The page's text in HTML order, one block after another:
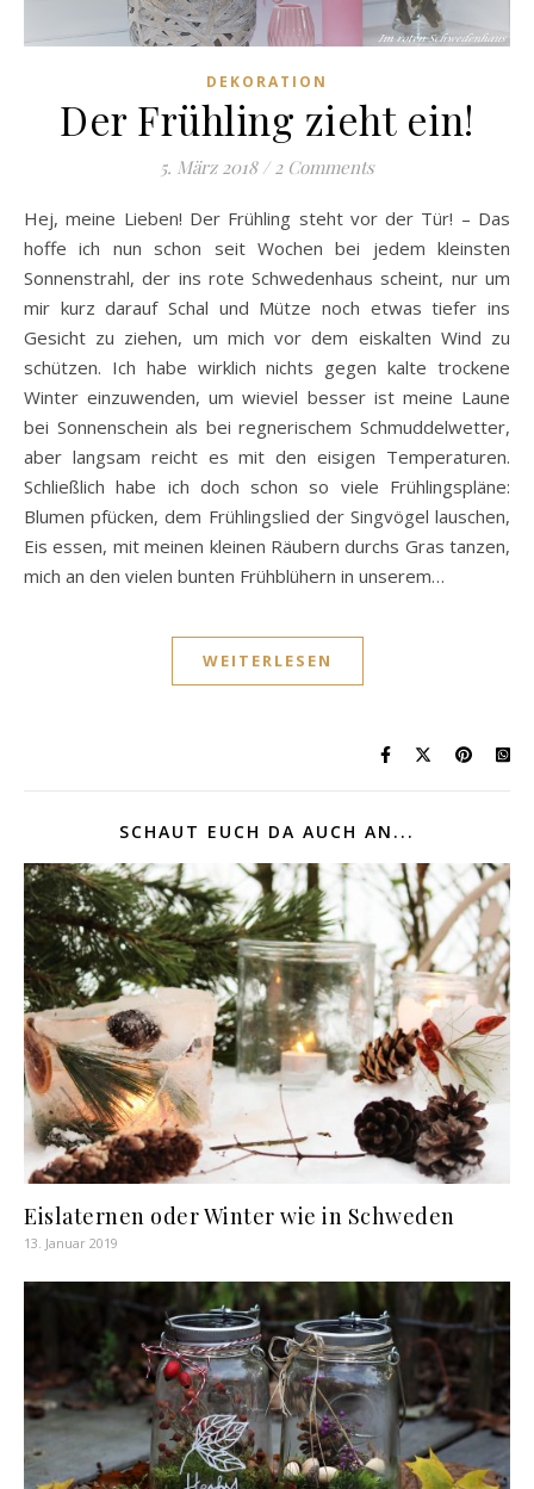
DEKORATION
Der Frühling zieht ein!
5. März 2018 / 2 Comments
Hej, meine Lieben! Der Frühling steht vor der Tür! – Das
hoffe ich nun schon seit Wochen bei jedem kleinsten
Sonnenstrahl, der ins rote Schwedenhaus scheint, nur um
mir kurz darauf Schal und Mütze noch etwas tiefer ins
Gesicht zu ziehen, um mich vor dem eiskalten Wind zu
schützen. Ich habe wirklich nichts gegen kalte trockene
Winter einzuwenden, um wieviel besser ist meine Laune
bei Sonnenschein als bei regnerischem Schmuddelwetter,
aber langsam reicht es mit den eisigen Temperaturen.
Schließlich habe ich doch schon so viele Frühlingspläne:
Blumen pfücken, dem Frühlingslied der Singvögel lauschen,
Eis essen, mit meinen kleinen Räubern durchs Gras tanzen,
mich an den vielen bunten Frühblühern in unserem…
WEITERLESEN
SCHAUT EUCH DA AUCH AN...
Eislaternen oder Winter wie in Schweden
13. Januar 2019